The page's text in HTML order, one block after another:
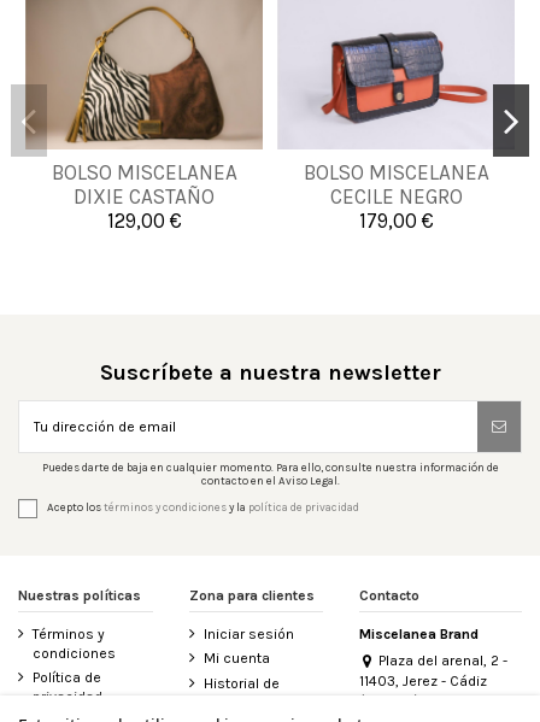
BOLSO MISCELANEA
DIXIE CASTAÑO
129,00 €
UNICA
Añadir al carrito
BOLSO MISCELANEA
CECILE NEGRO
179,00 €
UNICA
Añadir al carrito
Suscríbete a nuestra newsletter
Puedes darte de baja en cualquier momento. Para ello, consulte nuestra información de
contacto en el Aviso Legal.
Acepto lostérminos y condicionesy la política de privacidad
Nuestras políticas
Términos y
condiciones
Política de
privacidad
Zona para clientes
Iniciar sesión
Mi cuenta
Historial de
Contacto
Miscelanea Brand
Plaza del arenal, 2 -
11403, Jerez - Cádiz
(España)